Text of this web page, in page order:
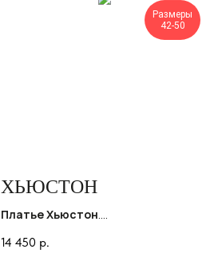
Размеры
42-50
ХЬЮСТОН
Платье Хьюстон.
силуэта с длинными рукавами.
14 450 р.